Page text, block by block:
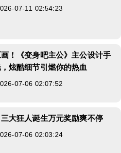
07-11 02:54:23
！《变身吧主公》主公设计手
炫酷细节引燃你的热血
07-06 02:07:52
三大狂人诞生万元奖励爽不停
07-06 02:03:24